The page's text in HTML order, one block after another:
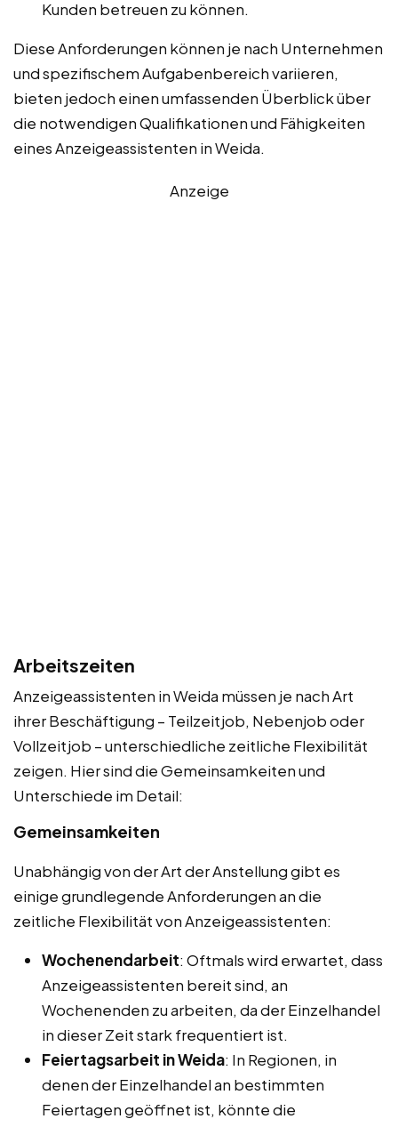
Kunden betreuen zu können.
Diese Anforderungen können je nach Unternehmen
und spezifischem Aufgabenbereich variieren,
bieten jedoch einen umfassenden Überblick über
die notwendigen Qualifikationen und Fähigkeiten
eines Anzeigeassistenten in Weida.
Anzeige
Arbeitszeiten
Anzeigeassistenten in Weida müssen je nach Art
ihrer Beschäftigung – Teilzeitjob, Nebenjob oder
Vollzeitjob – unterschiedliche zeitliche Flexibilität
zeigen. Hier sind die Gemeinsamkeiten und
Unterschiede im Detail:
Gemeinsamkeiten
Unabhängig von der Art der Anstellung gibt es
einige grundlegende Anforderungen an die
zeitliche Flexibilität von Anzeigeassistenten:
Wochenendarbeit: Oftmals wird erwartet, dass
Anzeigeassistenten bereit sind, an
Wochenenden zu arbeiten, da der Einzelhandel
in dieser Zeit stark frequentiert ist.
Feiertagsarbeit in Weida: In Regionen, in
denen der Einzelhandel an bestimmten
Feiertagen geöffnet ist, könnte die